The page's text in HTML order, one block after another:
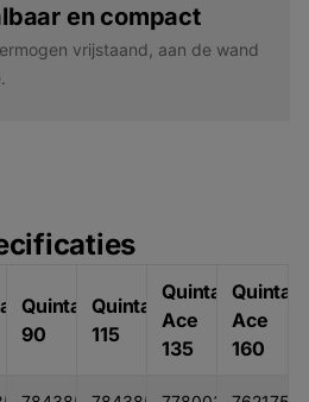
en compact
vrijstaand, aan de wand
Quinta
90
Quinta
115
Quinta
Ace
135
Quinta
Ace
160